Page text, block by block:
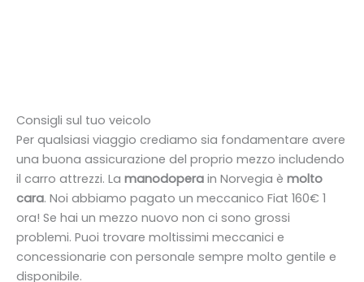
Consigli sul tuo veicolo
Per qualsiasi viaggio crediamo sia fondamentare avere
una buona assicurazione del proprio mezzo includendo
il carro attrezzi. La manodopera in Norvegia è molto
cara. Noi abbiamo pagato un meccanico Fiat 160€ 1
ora! Se hai un mezzo nuovo non ci sono grossi
problemi. Puoi trovare moltissimi meccanici e
concessionarie con personale sempre molto gentile e
disponibile.